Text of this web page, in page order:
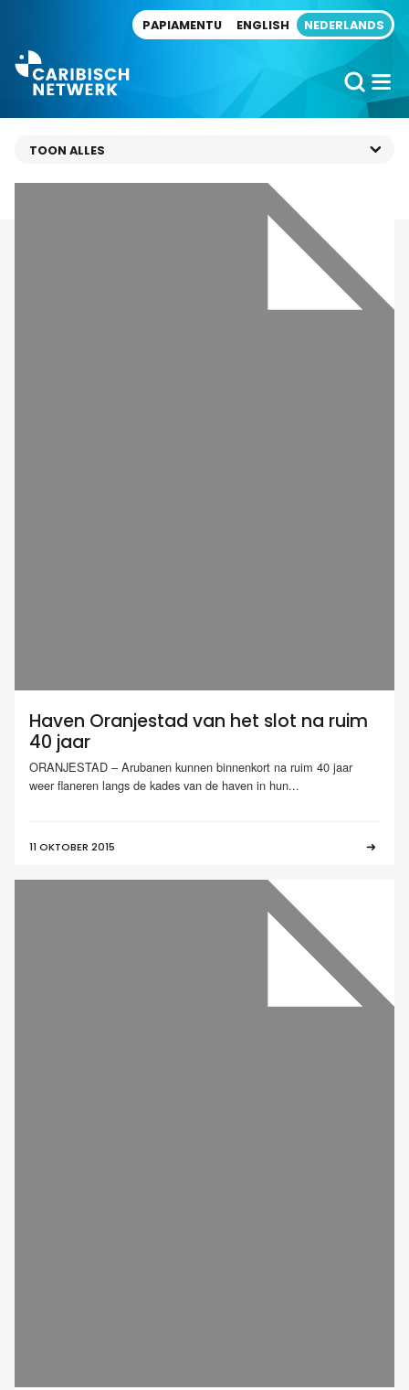
PAPIAMENTU ENGLISH NEDERLANDS
Haven Oranjestad van het slot na ruim
40 jaar
ORANJESTAD – Arubanen kunnen binnenkort na ruim 40 jaar
weer flaneren langs de kades van de haven in hun...
11 OKTOBER 2015